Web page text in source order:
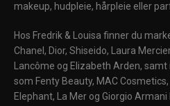
makeup, hudpleie, hårpleie eller
Hos Fredrik & Louisa finner du
Chanel, Dior, Shiseido, Laura
Lancôme og Elizabeth Arden,
som Fenty Beauty, MAC Cosmetics,
Elephant, La Mer og Giorgio Armani